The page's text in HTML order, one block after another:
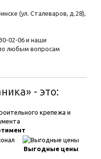
(ул. Сталеваров, д.28),
02-06 и наши
любым вопросам
- это:
Выгодные цены